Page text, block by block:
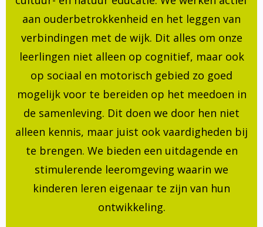
aan ouderbetrokkenheid en het leggen van
verbindingen met de wijk. Dit alles om onze
leerlingen niet alleen op cognitief, maar ook
op sociaal en motorisch gebied zo goed
mogelijk voor te bereiden op het meedoen in
de samenleving. Dit doen we door hen niet
alleen kennis, maar juist ook vaardigheden bij
te brengen. We bieden een uitdagende en
stimulerende leeromgeving waarin we
kinderen leren eigenaar te zijn van hun
ontwikkeling.